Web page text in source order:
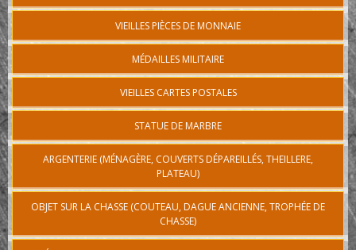
VIEILLES PIÈCES DE MONNAIE
MÉDAILLES MILITAIRE
VIEILLES CARTES POSTALES
STATUE DE MARBRE
ARGENTERIE (MÉNAGÈRE, COUVERTS DÉPAREILLÉS, THEILLERE,
PLATEAU)
OBJET SUR LA CHASSE (COUTEAU, DAGUE ANCIENNE, TROPHÉE DE
CHASSE)